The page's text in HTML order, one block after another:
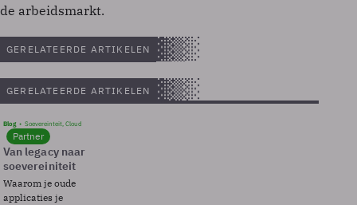
de arbeidsmarkt.
GERELATEERDE ARTIKELEN
GERELATEERDE ARTIKELEN
Blog Soevereinteit, Cloud
Partner
Van legacy naar
soevereiniteit
Waarom je oude
applicaties je